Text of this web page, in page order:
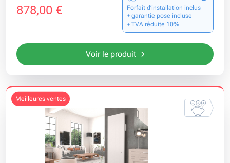
878,00 €
Forfait d’installation inclus
+ garantie pose incluse
+ TVA réduite 10%
Voir le produit
meilleures ventes